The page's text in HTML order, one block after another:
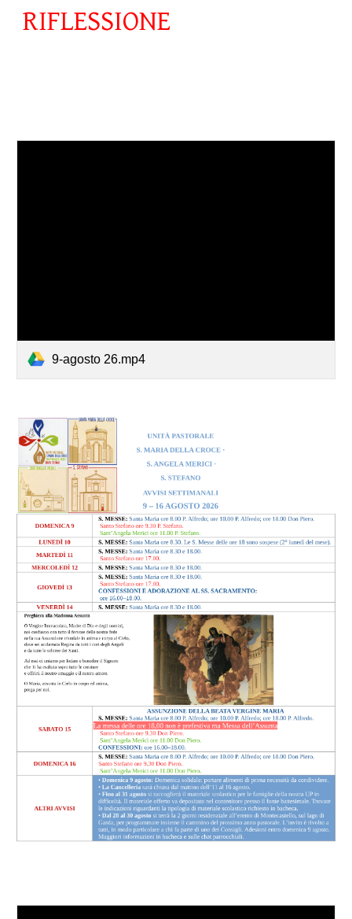
RIFLESSIONE
9-agosto 26.mp4